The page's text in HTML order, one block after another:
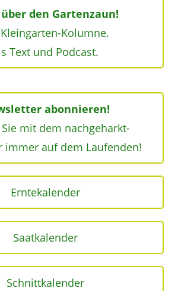
den Gartenzaun!
Kolumne.
Text und Podcast.
abonnieren!
mit dem nachgeharkt-
immer auf dem Laufenden!
Erntekalender
Saatkalender
Schnittkalender